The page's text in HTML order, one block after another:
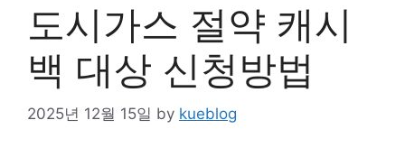
도시가스 절약 캐시
백 대상 신청방법
2025년 12월 15일 by kueblog